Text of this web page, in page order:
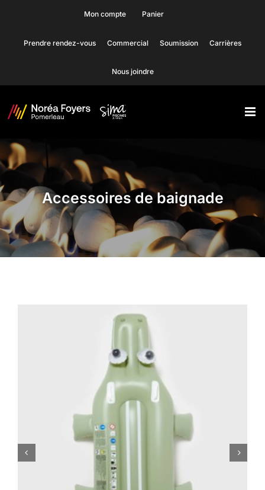
content
Mon compte Panier
Prendre rendez-vous Commercial Soumission Carrières
Nous joindre
Accessoires de baignade